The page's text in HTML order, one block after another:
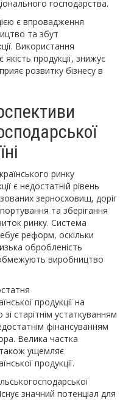
господарства.
є впровадження
та збут
Використання
якість продукції, знижує
розвитку бізнесу в
ринку
є недостатній рівень
зерносховищ, доріг
та зберігання
ринку. Система
реформ, оскільки
обробленість
обмежують виробництво
продукції на
старітнім устаткуванням
фінансуванням
Велика частка
ущемляє
продукції.
значний потенціал для